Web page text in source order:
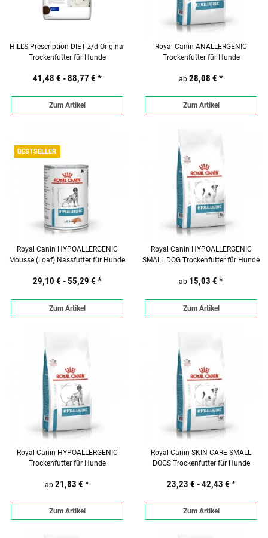
HILL'S Prescription DIET z/d Original
Trockenfutter für Hunde
41,48 € -88,77 € *
Zum Artikel
Royal Canin ANALLERGENIC
Trockenfutter für Hunde
ab 28,08 € *
Zum Artikel
BESTSELLER
Royal Canin HYPOALLERGENIC
Mousse (Loaf) Nassfutter für Hunde
29,10 € -55,29 € *
Zum Artikel
Royal Canin HYPOALLERGENIC
SMALL DOG Trockenfutter für Hunde
ab 15,03 € *
Zum Artikel
Royal Canin HYPOALLERGENIC
Trockenfutter für Hunde
ab 21,83 € *
Zum Artikel
Royal Canin SKIN CARE SMALL
DOGS Trockenfutter für Hunde
23,23 € -42,43 € *
Zum Artikel